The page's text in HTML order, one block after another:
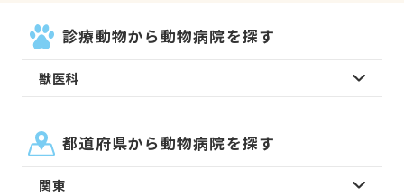
診療動物から動物病院を探す
獣医科
都道府県から動物病院を探す
関東